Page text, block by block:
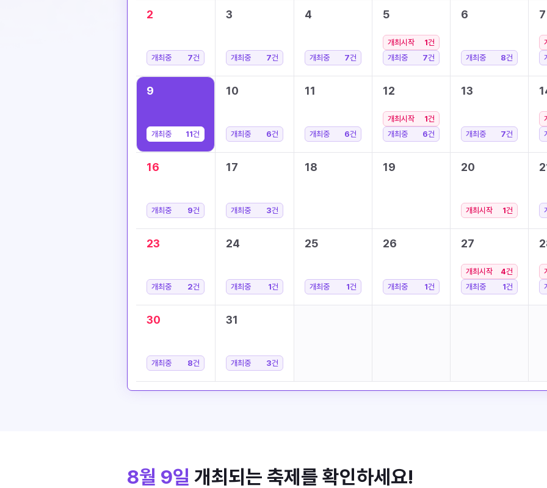
2
개최중 7건
3
개최중 7건
4
개최중 7건
5
개최시작 1건
개최중
7건
6
개최중 8건
7
9
개최중 11건
10
개최중 6건
11
개최중 6건
12
개최시작 1건
개최중
6건
13
개최중 7건
16
개최중 9건
17
개최중 3건
18 19 20
개최시작 1건
23
개최중 2건
24
개최중 1건
25
개최중 1건
26
개최중 1건
27
개최시작 4건
개최중
1건
30
개최중 8건
31
개최중 3건
8월 9일 개최되는 축제를 확인하세요!